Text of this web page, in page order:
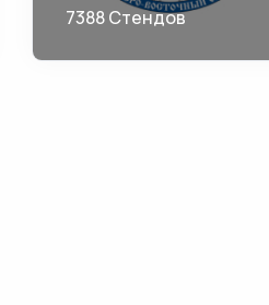
7388 Стендов